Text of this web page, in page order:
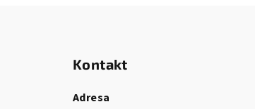
Kontakt
Adresa